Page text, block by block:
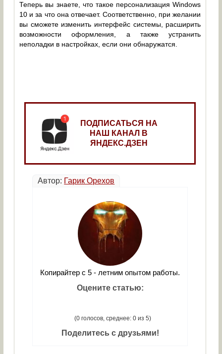
Теперь вы знаете, что такое персонализация Windows
10 и за что она отвечает. Соответственно, при желании
вы сможете изменить интерфейс системы, расширить
возможности оформления, а также устранить
неполадки в настройках, если они обнаружатся.
ПОДПИСАТЬСЯ НА
НАШ КАНАЛ В
ЯНДЕКС.ДЗЕН
Автор: Гарик Орехов
Копирайтер с 5 - летним опытом работы.
Оцените статью:
(0 голосов, среднее: 0 из 5)
Поделитесь с друзьями!